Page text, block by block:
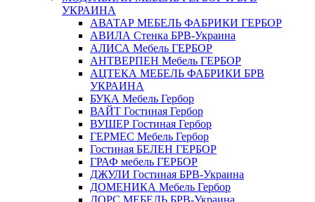
УКРАИНА
АВАТАР МЕБЕЛЬ ФАБРИКИ ГЕРБОР
АВИЛА Стенка БРВ-Украина
АЛИСА Мебель ГЕРБОР
АНТВЕРПЕН Мебель ГЕРБОР
АЦТЕКА МЕБЕЛЬ ФАБРИКИ БРВ
УКРАИНА
БУКА Мебель Гербор
ВАЙТ Гостиная Гербор
ВУШЕР Гостиная Гербор
ГЕРМЕС Мебель Гербор
Гостиная БЕЛЕН ГЕРБОР
ГРАФ мебель ГЕРБОР
ДЖУЛИ Гостиная БРВ-Украина
ДОМЕНИКА Мебель Гербор
ДОРС МЕБЕЛЬ БРВ-Украина